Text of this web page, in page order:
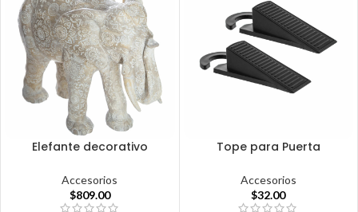
Elefante decorativo
Accesorios
$809.00
Tope para Puerta
Accesorios
$32.00